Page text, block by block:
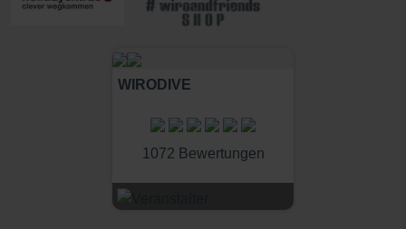
WIRODIVE
1072 Bewertungen